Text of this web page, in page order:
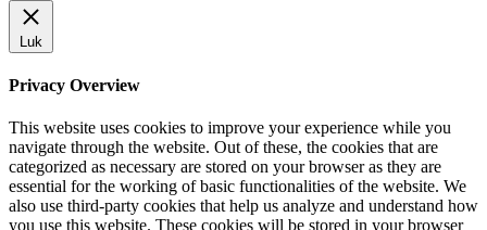
Luk
Privacy Overview
This website uses cookies to improve your experience while you
navigate through the website. Out of these, the cookies that are
categorized as necessary are stored on your browser as they are
essential for the working of basic functionalities of the website. We
also use third-party cookies that help us analyze and understand how
you use this website. These cookies will be stored in your browser